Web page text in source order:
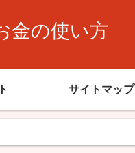
金の使い方
サイトマップ